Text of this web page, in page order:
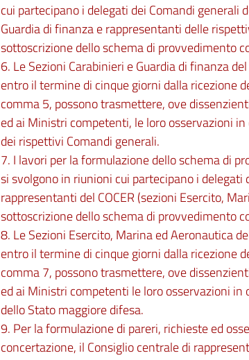
cui partecipano i delegati dei Comandi generali
Guardia di finanza e rappresentanti delle
sottoscrizione dello schema di provvedimento
6. Le Sezioni Carabinieri e Guardia di finanza
entro il termine di cinque giorni dalla ricezione
comma 5, possono trasmettere, ove
ed ai Ministri competenti, le loro osservazioni
dei rispettivi Comandi generali.
7. I lavori per la formulazione dello schema di
si svolgono in riunioni cui partecipano i
rappresentanti del COCER (sezioni Esercito,
sottoscrizione dello schema di provvedimento
8. Le Sezioni Esercito, Marina ed Aeronautica
entro il termine di cinque giorni dalla ricezione
comma 7, possono trasmettere, ove
ed ai Ministri competenti le loro osservazioni
dello Stato maggiore difesa.
9. Per la formulazione di pareri, richieste ed
concertazione, il Consiglio centrale di